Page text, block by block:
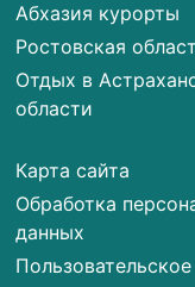
Абхазия курорты
Ростовская
Отдых в
области
Карта сайта
Обработка
данных
Пользовательское